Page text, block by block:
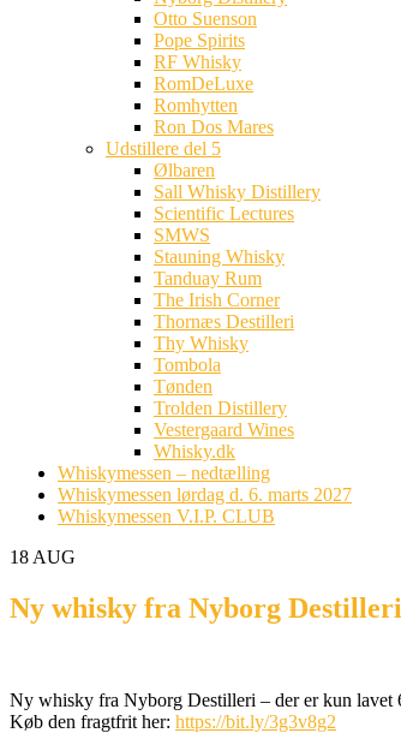
Otto Suenson
Pope Spirits
RF Whisky
RomDeLuxe
Romhytten
Ron Dos Mares
Udstillere del 5
Ølbaren
Sall Whisky Distillery
Scientific Lectures
SMWS
Stauning Whisky
Tanduay Rum
The Irish Corner
Thornæs Destilleri
Thy Whisky
Tombola
Tønden
Trolden Distillery
Vestergaard Wines
Whisky.dk
Whiskymessen – nedtælling
Whiskymessen lørdag d. 6. marts 2027
Whiskymessen V.I.P. CLUB
18 AUG
Ny whisky fra Nyborg
Ny whisky fra Nyborg Destilleri – der er kun
Køb den fragtfrit her: https://bit.ly/3g3v8g2